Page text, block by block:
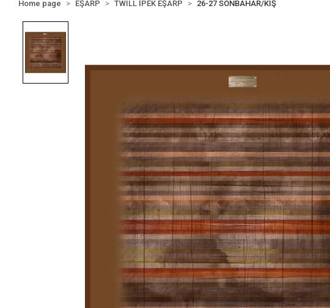
Home page EŞARP TWILL İPEK EŞARP 26-27 SONBAHAR/KIŞ